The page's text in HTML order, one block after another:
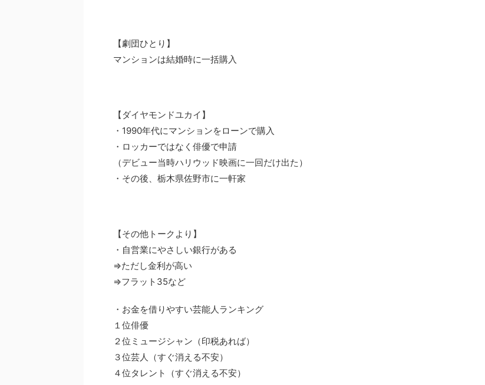
【劇団ひとり】
マンションは結婚時に一括購入
【ダイヤモンドユカイ】
・1990年代にマンションをローンで購入
・ロッカーではなく俳優で申請
（デビュー当時ハリウッド映画に一回だけ出た）
・その後、栃木県佐野市に一軒家
【その他トークより】
・自営業にやさしい銀行がある
⇒ただし金利が高い
⇒フラット35など
・お金を借りやすい芸能人ランキング
１位俳優
２位ミュージシャン（印税あれば）
３位芸人（すぐ消える不安）
４位タレント（すぐ消える不安）